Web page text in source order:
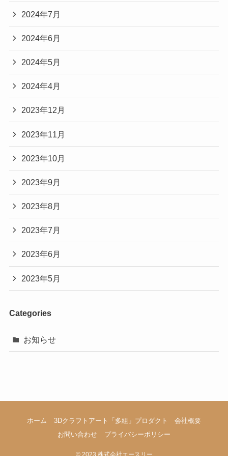
2024年7月
2024年6月
2024年5月
2024年4月
2023年12月
2023年11月
2023年10月
2023年9月
2023年8月
2023年7月
2023年6月
2023年5月
Categories
お知らせ
ホーム 3Dクラフトアート「多組」プロダクト
会社概要
お問い合わせ
プライバシーポリシー
©2023 株式会社エースリー